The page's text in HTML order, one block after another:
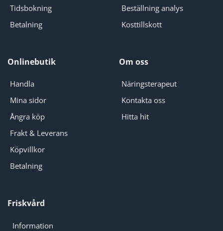
Tidsbokning
Betalning
Beställning analys
Kosttillskott
Onlinebutik
Handla
Mina sidor
Ångra köp
Frakt & Leverans
Köpvillkor
Betalning
Om oss
Näringsterapeut
Kontakta oss
Hitta hit
Friskvård
Information